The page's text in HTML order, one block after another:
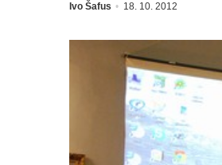
Ivo Šafus 18. 10. 2012